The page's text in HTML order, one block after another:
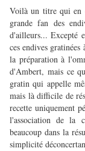
Voilà un titre qui en
grande fan des
d'ailleurs... Excepté
ces endives
la préparation à
d'Ambert, mais ce
gratin qui appelle
mais là difficile de
recette uniquement
l'association de la
beaucoup dans la
simplicité